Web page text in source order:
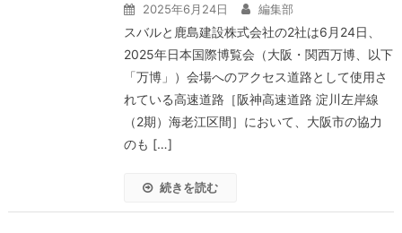
2025年6月24日 編集部
スバルと鹿島建設株式会社の2社は6月24日、
2025年日本国際博覧会（大阪・関西万博、以下
「万博」）会場へのアクセス道路として使用さ
れている高速道路［阪神高速道路 淀川左岸線
（2期）海老江区間］において、大阪市の協力
のも […]
続きを読む